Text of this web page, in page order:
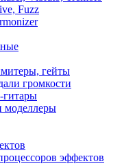
Fuzz
гейты
громкости
гитары
моделлеры
эффектов